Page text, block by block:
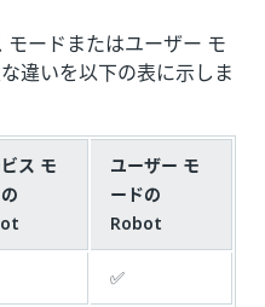
ードまたはユーザー モ
違いを以下の表に示しま
ス モ
ユーザー モ
ードの
Robot
✅